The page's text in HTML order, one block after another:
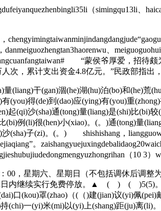
（simingqu13li、
、
“蒙侯爷厚爱，
次，累计支出资金4.8亿元。”民政部指出
干(gan)涸(he)湖(hu)泊(bo)和(he)荒
(you)得(de)到(dao)应(ying)有(you)重
起(qi)沙(sha)通(tong)量(liang)是(shi)比(bi)
(bi)例(li)很(hen)小(xiao)。(。)通(tong)量
(sha)子(zi)。(。) shishishang，
。
（10 3）
，星期六、星期日（不包括调休后调整
内继续实行免费停放。▲ ( ) ( )5(5)。(
口(kou)罩(zhao)（(（)建(jian)议(yi)佩
(chi)一(yi)米(mi)以(yi)上(shang)距(ju)离(li)